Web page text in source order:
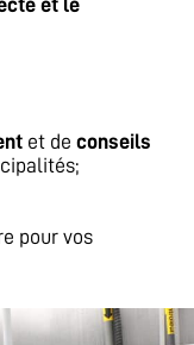
et le
et de conseils
pour vos